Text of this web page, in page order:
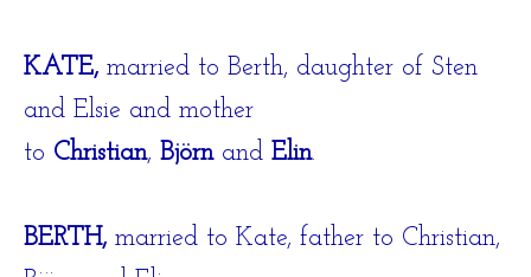
KATE, married to Berth, daughter of Sten
and Elsie and mother
to Christian, Björnand Elin.
BERTH, married to Kate, father to Christian,